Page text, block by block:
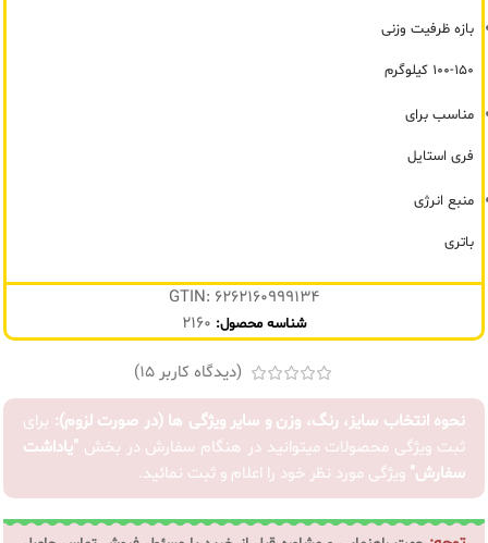
بازه ظرفیت وزنی
100-150 کیلوگرم
مناسب برای
فری استایل
منبع انرژی
باتری
GTIN: 6262160999134
شناسه محصول: 2160
(دیدگاه کاربر15
)
نحوه انتخاب سایز، رنگ، وزن و سایر ویژگی ها (در صورت لزوم): برای
ثبت ویژگی محصولات میتوانید در هنگام سفارش در بخش "یاداشت
سفارش" ویژگی مورد نظر خود را اعلام و ثبت نمائید.